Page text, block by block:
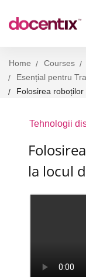
Home Courses
Esențial pentru
Folosirea roboților
Tehnologii
la locul